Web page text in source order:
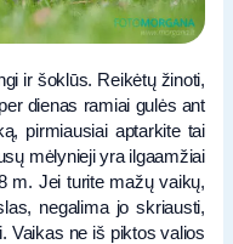
ir šoklūs. Reikėtų žinoti,
dienas ramiai gulės ant
pirmiausiai aptarkite tai
mėlynieji yra ilgaamžiai
m. Jei turite mažų vaikų,
negalima jo skriausti,
Vaikas ne iš piktos valios